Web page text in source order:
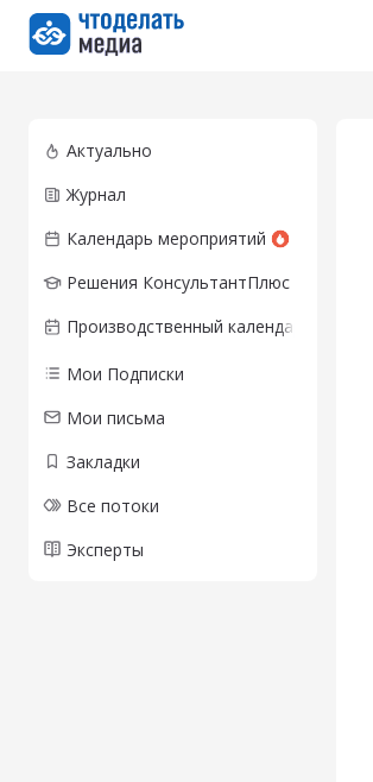
Перейти на главную страницу
Актуально
Журнал
Календарь мероприятий
Решения КонсультантПлюс
Производственный календарь
Мои Подписки
Мои письма
Закладки
Все потоки
Эксперты